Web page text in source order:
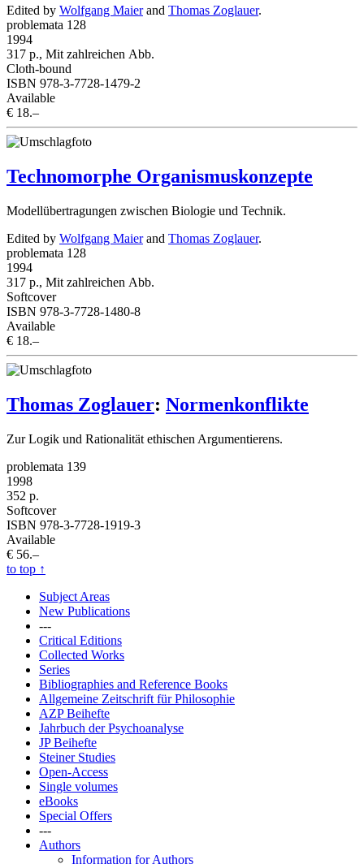
Edited by Wolfgang Maierand Thomas Zoglauer.
problemata 128
1994
317 p., Mit zahlreichen Abb.
Cloth-bound
ISBN 978-3-7728-1479-2
Available
€ 18.–
Technomorphe Organismuskonzepte
Modellübertragungen zwischen Biologie und Technik.
Edited by Wolfgang Maierand Thomas Zoglauer.
problemata 128
1994
317 p., Mit zahlreichen Abb.
Softcover
ISBN 978-3-7728-1480-8
Available
€ 18.–
Thomas Zoglauer: Normenkonflikte
Zur Logik und Rationalität ethischen Argumentierens.
problemata 139
1998
352 p.
Softcover
ISBN 978-3-7728-1919-3
Available
€ 56.–
to top ↑
Subject Areas
New Publications
---
Critical Editions
Collected Works
Series
Bibliographies and Reference Books
Allgemeine Zeitschrift für Philosophie
AZP Beihefte
Jahrbuch der Psychoanalyse
JP Beihefte
Steiner Studies
Open-Access
Single volumes
eBooks
Special Offers
---
Authors
Information for Authors